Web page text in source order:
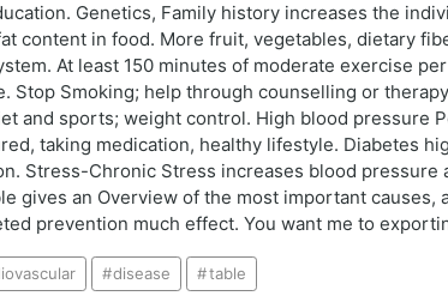
Genetics, Family history increases the
content in food. More fruit, vegetables, dietary
At least 150 minutes of moderate exercise
Stop Smoking; help through counselling or
and sports; weight control. High blood
taking medication, healthy lifestyle. Diabetes
Stress-Chronic Stress increases blood
gives an Overview of the most important
prevention much effect. You want me to
disease table